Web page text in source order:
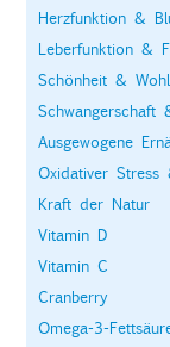
Herzfunktion &
Leberfunktion &
Schönheit &
Schwangerschaft
Ausgewogene
Oxidativer Stress
Kraft der Natur
Vitamin D
Vitamin C
Cranberry
Omega-3-